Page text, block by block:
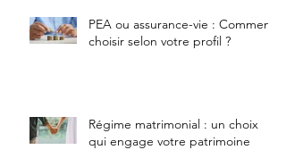
PEA ou assurance-vie : Comment
choisir selon votre profil ?
Régime matrimonial : un choix
qui engage votre patrimoine